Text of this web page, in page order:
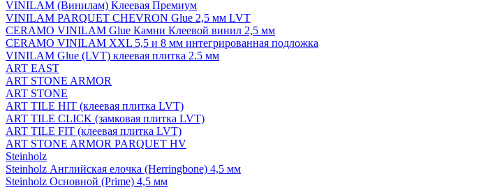
VINILAM (Винилам) Клеевая Премиум
VINILAM PARQUET CHEVRON Glue 2,5 мм LVT
CERAMO VINILAM Glue Камни Клеевой винил 2,5 мм
CERAMO VINILAM XXL 5,5 и 8 мм интегрированная подложка
VINILAM Glue (LVT) клеевая плитка 2.5 мм
ART EAST
ART STONE ARMOR
ART STONE
ART TILE HIT (клеевая плитка LVT)
ART TILE CLICK (замковая плитка LVT)
ART TILE FIT (клеевая плитка LVT)
ART STONE ARMOR PARQUET HV
Steinholz
Steinholz Английская елочка (Herringbone) 4,5 мм
Steinholz Основной (Prime) 4,5 мм